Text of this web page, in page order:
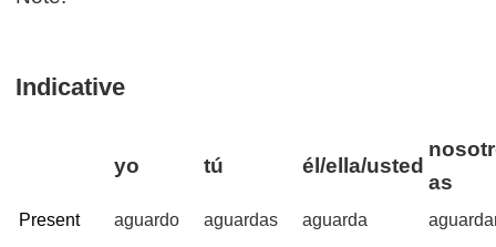
Indicative
yo tú él/ella/usted
as
Present aguardo aguardas aguarda